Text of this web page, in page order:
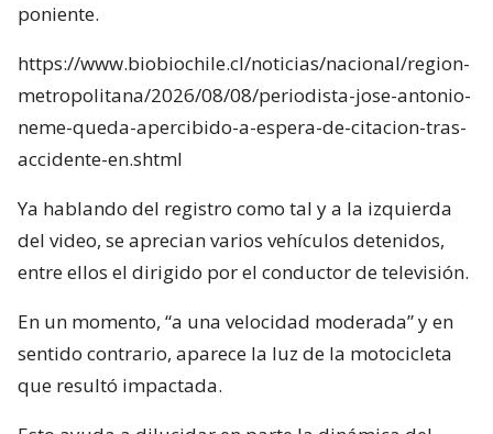
poniente.
https://www.biobiochile.cl/noticias/nacional/region-
metropolitana/2026/08/08/periodista-jose-antonio-
neme-queda-apercibido-a-espera-de-citacion-tras-
accidente-en.shtml
Ya hablando del registro como tal y a la izquierda
del video, se aprecian varios vehículos detenidos,
entre ellos el dirigido por el conductor de televisión.
En un momento, “a una velocidad moderada” y en
sentido contrario, aparece la luz de la motocicleta
que resultó impactada.